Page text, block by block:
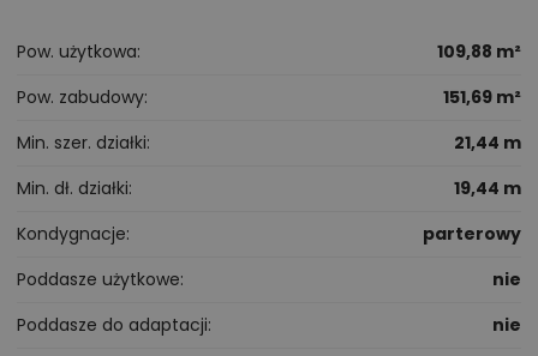
Pow. użytkowa
109,88 m²
Pow. zabudowy
151,69 m²
Min. szer. działki
21,44 m
Min. dł. działki
19,44 m
Kondygnacje
parterowy
Poddasze użytkowe
nie
Poddasze do adaptacji
nie